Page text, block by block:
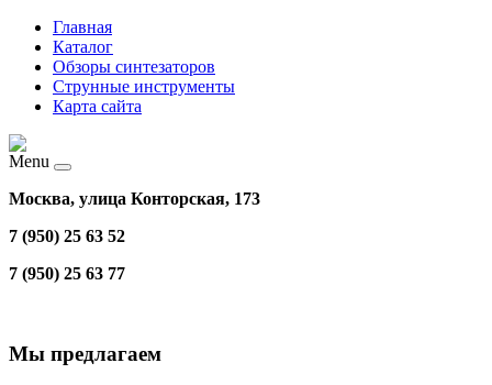
Главная
Каталог
Обзоры синтезаторов
Струнные инструменты
Карта сайта
Menu
Москва, улица Конторская, 173
7 (950) 25 63 52
7 (950) 25 63 77
Мы предлагаем